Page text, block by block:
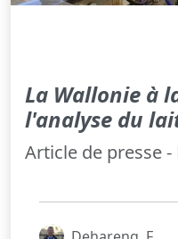
La Wallonie à
l'analyse du
Article de presse -